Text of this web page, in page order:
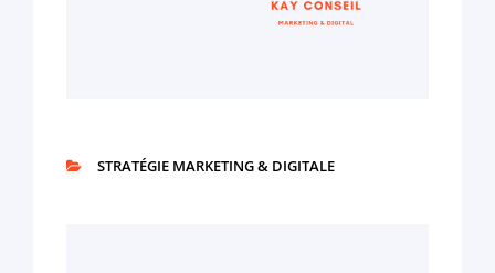
STRATÉGIE MARKETING & DIGITALE